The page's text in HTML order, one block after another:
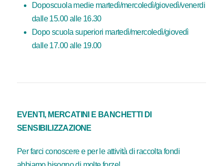
Doposcuola medie martedì/mercoledì/giovedì/venerdi
dalle 15.00 alle 16.30
Dopo scuola superiori martedì/mercoledì/giovedì
dalle 17.00 alle 19.00
EVENTI, MERCATINI E BANCHETTI DI
SENSIBILIZZAZIONE
Per farci conoscere e per le attività di raccolta fondi